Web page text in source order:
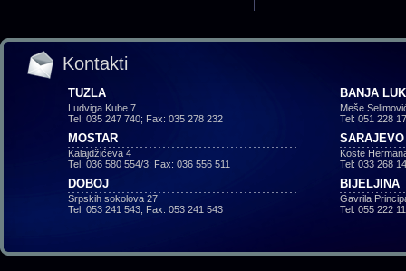
Kontakti
TUZLA
Ludviga Kube 7
Tel: 035 247 740; Fax: 035 278 232
MOSTAR
Kalajdžićeva 4
Tel: 036 580 554/3; Fax: 036 556 511
DOBOJ
Srpskih sokolova 27
Tel: 053 241 543; Fax: 053 241 543
BANJA
Meše
Tel: 051 228
SARAJEVO
Koste
Tel: 033 268
BIJELJINA
Gavrila
Tel: 055 222